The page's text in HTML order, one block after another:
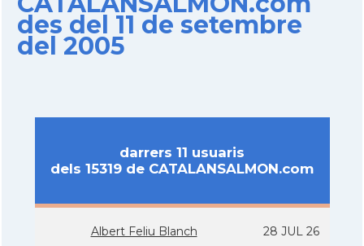
des del 11 de setembre
del 2005
darrers 11 usuaris
dels 15319 de CATALANSALMON.com
Albert Feliu Blanch 28 JUL 26